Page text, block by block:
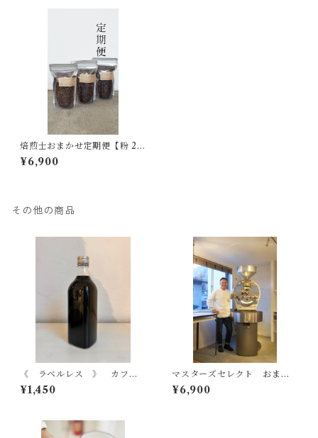
焙煎士おまかせ定期便【粉 20
0g】3種 ｜送料無料｜
¥6,900
その他の商品
《 ラベルレス 》 カフェ
オレベース 500ml
¥1,450
マスターズセレクト おまか
せコーヒー豆 200g×３種類
詰め合わせ
¥6,900